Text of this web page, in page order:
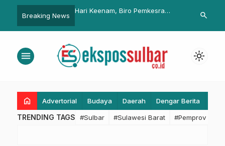
Breaking News
Pasir di
Hari Keenam, Biro Pemkesra
Penerima Beasiswa untuk
Suhardi
Menyeluruh
search
menu light_mode
home Advertorial Budaya Daerah Dengar Berita
TRENDING TAGS #Sulbar #Sulawesi Barat #Pemprov